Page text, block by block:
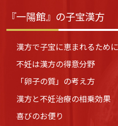
『一陽館』の子宝漢方
漢方で子宝に恵まれるために
不妊は漢方の得意分野
「卵子の質」の考え方
漢方と不妊治療の相乗効果
喜びのお便り